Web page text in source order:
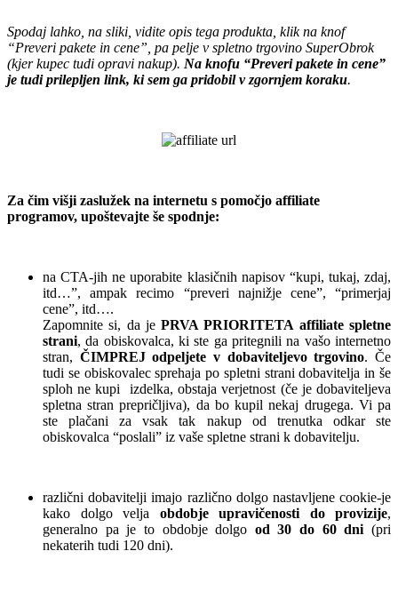
Spodaj lahko, na sliki, vidite opis tega produkta, klik na knof
“Preveri pakete in cene”, pa pelje v spletno trgovino SuperObrok
(kjer kupec tudi opravi nakup). Na knofu “Preveri pakete in cene”
je tudi prilepljen link, ki sem ga pridobil v zgornjem koraku.
Za čim višji zaslužek na internetu s pomočjo affiliate
programov, upoštevajte še spodnje:
na CTA-jih ne uporabite klasičnih napisov “kupi, tukaj, zdaj,
itd…”, ampak recimo “preveri najnižje cene”, “primerjaj
cene”, itd….
Zapomnite si, da jePRVA PRIORITETA affiliate spletne
strani, da obiskovalca, ki ste ga pritegnili na vašo internetno
stran, ČIMPREJ odpeljete v dobaviteljevo trgovino. Če
tudi se obiskovalec sprehaja po spletni strani dobavitelja in še
sploh ne kupi izdelka, obstaja verjetnost (če je dobaviteljeva
spletna stran prepričljiva), da bo kupil nekaj drugega. Vi pa
ste plačani za vsak tak nakup od trenutka odkar ste
obiskovalca “poslali” iz vaše spletne strani k dobavitelju.
različni dobavitelji imajo različno dolgo nastavljene cookie-je
kako dolgo velja obdobje upravičenosti do provizije,
generalno pa je to obdobje dolgo od 30 do 60 dni(pri
nekaterih tudi 120 dni).